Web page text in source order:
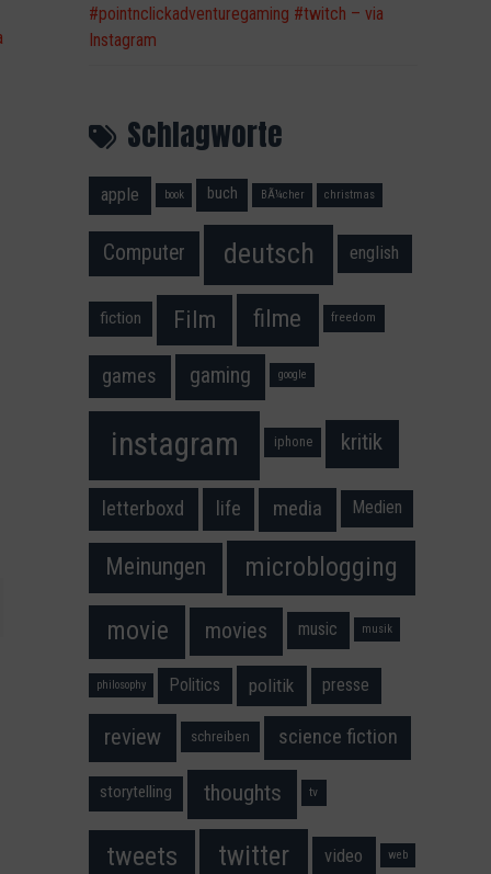
#pointnclickadventuregaming #twitch – via
Instagram
Schlagworte
apple book buch BÃ¼cher christmas
Computer deutsch english
fiction Film filme freedom
games gaming google
instagram iphone kritik
letterboxd life media Medien
Meinungen microblogging
movie movies music musik
philosophy Politics politik presse
review schreiben science fiction
storytelling thoughts tv
tweets twitter video web